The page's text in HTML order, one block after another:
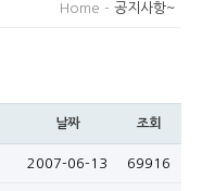
Home - 공지사항~
날짜 조회
2007-06-13 69916